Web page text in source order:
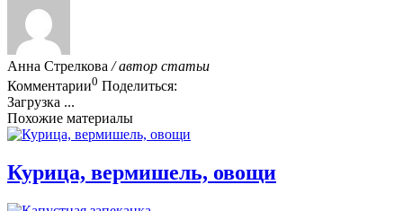
Анна Стрелкова / автор статьи
Комментарии0 Поделиться:
Загрузка ...
Похожие материалы
Курица, вермишель, овощи